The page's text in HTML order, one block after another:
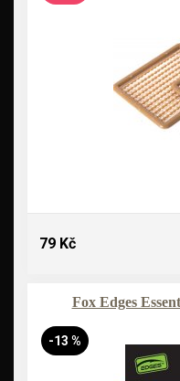
79 Kč
Fox Edges
-13 %